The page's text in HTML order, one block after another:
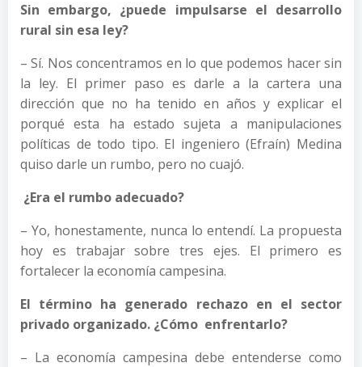
Sin embargo, ¿puede impulsarse el desarrollo
rural sin esa ley?
– Sí. Nos concentramos en lo que podemos hacer sin
la ley. El primer paso es darle a la cartera una
dirección que no ha tenido en años y explicar el
porqué esta ha estado sujeta a manipulaciones
políticas de todo tipo. El ingeniero (Efraín) Medina
quiso darle un rumbo, pero no cuajó.
¿Era el rumbo adecuado?
– Yo, honestamente, nunca lo entendí. La propuesta
hoy es trabajar sobre tres ejes. El primero es
fortalecer la economía campesina.
El término ha generado rechazo en el sector
privado organizado. ¿Cómo enfrentarlo?
– La economía campesina debe entenderse como